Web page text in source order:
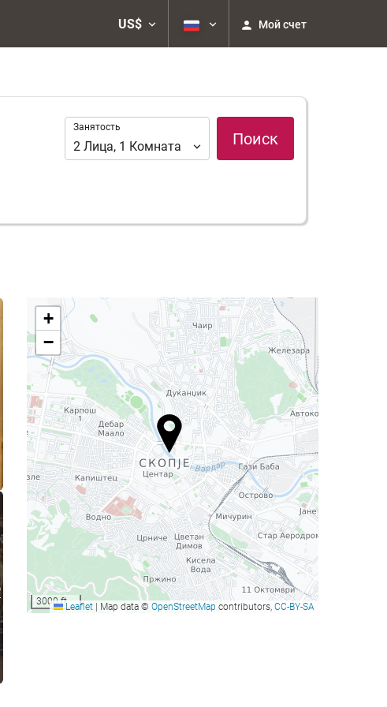
US$ Мой счет
Занятость
Занятость
2 Лица, 1 Комната Поиск
+
−
3000 ftLeaflet Map data © OpenStreetMap contributors, CC-BY-SA